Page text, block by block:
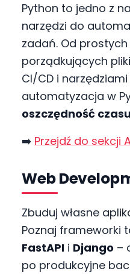
Python to jedno z
narzędzi do
zadań. Od
porządkujących
CI/CD i
automatyzacja w
oszczędność
➡️ Przejdź do sekcji
Web
Zbuduj własne
Poznaj frameworki
FastAPI i Django –
po produkcyjne